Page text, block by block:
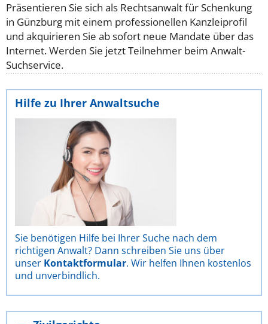
Präsentieren Sie sich als Rechtsanwalt für Schenkung
in Günzburg mit einem professionellen Kanzleiprofil
und akquirieren Sie ab sofort neue Mandate über das
Internet. Werden Sie jetzt Teilnehmer beim Anwalt-
Suchservice.
Hilfe zu Ihrer Anwaltsuche
Sie benötigen Hilfe bei Ihrer Suche nach dem
richtigen Anwalt? Dann schreiben Sie uns über
unser Kontaktformular. Wir helfen Ihnen kostenlos
und unverbindlich.